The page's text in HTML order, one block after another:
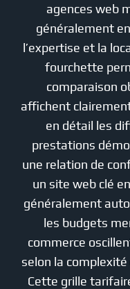
agences web
généralement
l’expertise et la
fourchette
comparaison
affichent
en détail les
prestations
une relation de
un site web clé
généralement
les budgets
commerce
selon la
Cette grille